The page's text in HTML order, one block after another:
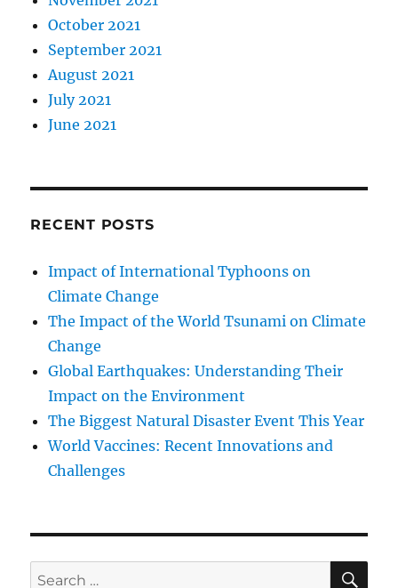
October 2021
September 2021
August 2021
July 2021
June 2021
RECENT POSTS
Impact of International Typhoons on
Climate Change
The Impact of the World Tsunami on Climate
Change
Global Earthquakes: Understanding Their
Impact on the Environment
The Biggest Natural Disaster Event This Year
World Vaccines: Recent Innovations and
Challenges
Search